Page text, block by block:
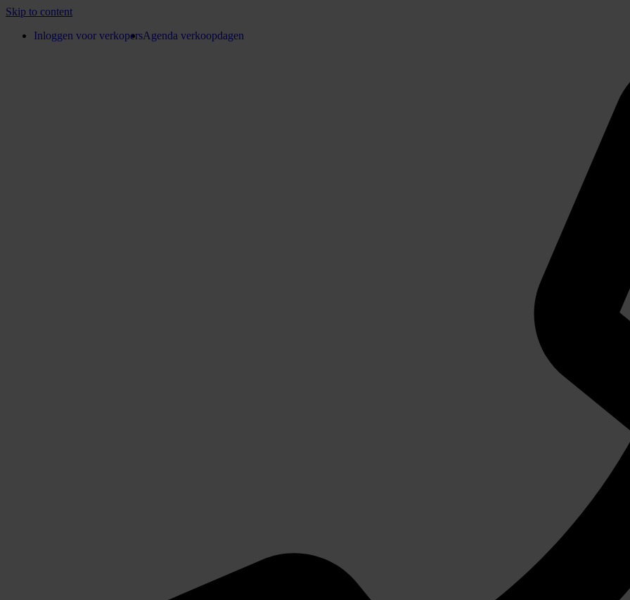
Skip to content
Inloggen voor verkopersAgenda verkoopdagen